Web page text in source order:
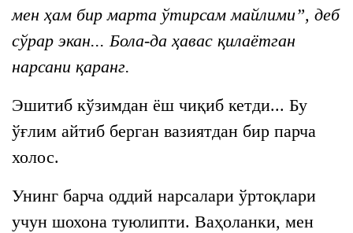
мен ҳам бир марта ўтирсам майлими”, деб
сўрар экан... Бола-да ҳавас қилаётган
нарсани қаранг.
Эшитиб кўзимдан ёш чиқиб кетди... Бу
ўғлим айтиб берган вазиятдан бир парча
холос.
Унинг барча оддий нарсалари ўртоқлари
учун шохона туюлипти. Ваҳоланки, мен